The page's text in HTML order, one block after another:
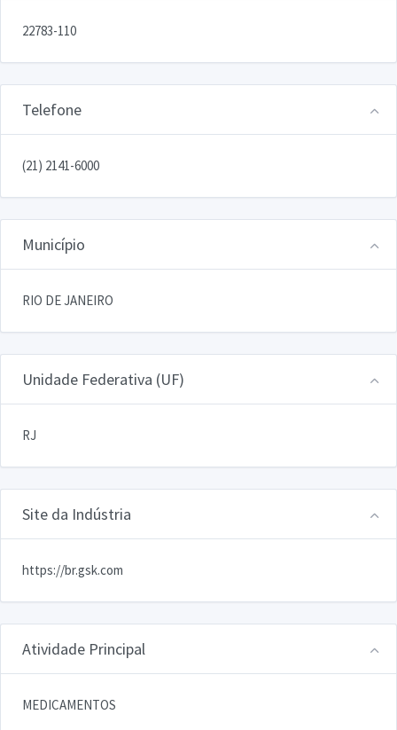
22783-110
Telefone
(21) 2141-6000
Município
RIO DE JANEIRO
Unidade Federativa (UF)
RJ
Site da Indústria
https://br.gsk.com
Atividade Principal
MEDICAMENTOS